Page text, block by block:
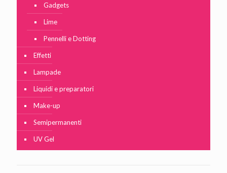
Gadgets
Lime
Pennelli e Dotting
Effetti
Lampade
Liquidi e preparatori
Make-up
Semipermanenti
UV Gel